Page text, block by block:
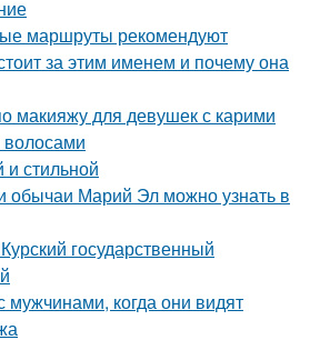
маршруты рекомендуют
за этим именем и почему она
макияжу для девушек с карими
волосами
и стильной
обычаи Марий Эл можно узнать в
государственный
мужчинами, когда они видят